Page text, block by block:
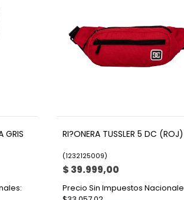
GRIS RI?ONERA TUSSLER 5 DC (ROJ)
(1232125009)
$ 39.999,00
Precio Sin Impuestos